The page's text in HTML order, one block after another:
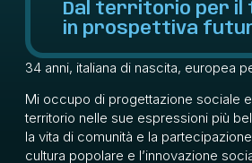
Dal territorio per
in prospettiva
34 anni, italiana di nascita, europea
Mi occupo di progettazione sociale
territorio nelle sue espressioni più
la vita di comunità e la
cultura popolare e l’innovazione